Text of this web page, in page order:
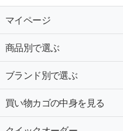
マイページ
商品別で選ぶ
ブランド別で選ぶ
買い物カゴの中身を見る